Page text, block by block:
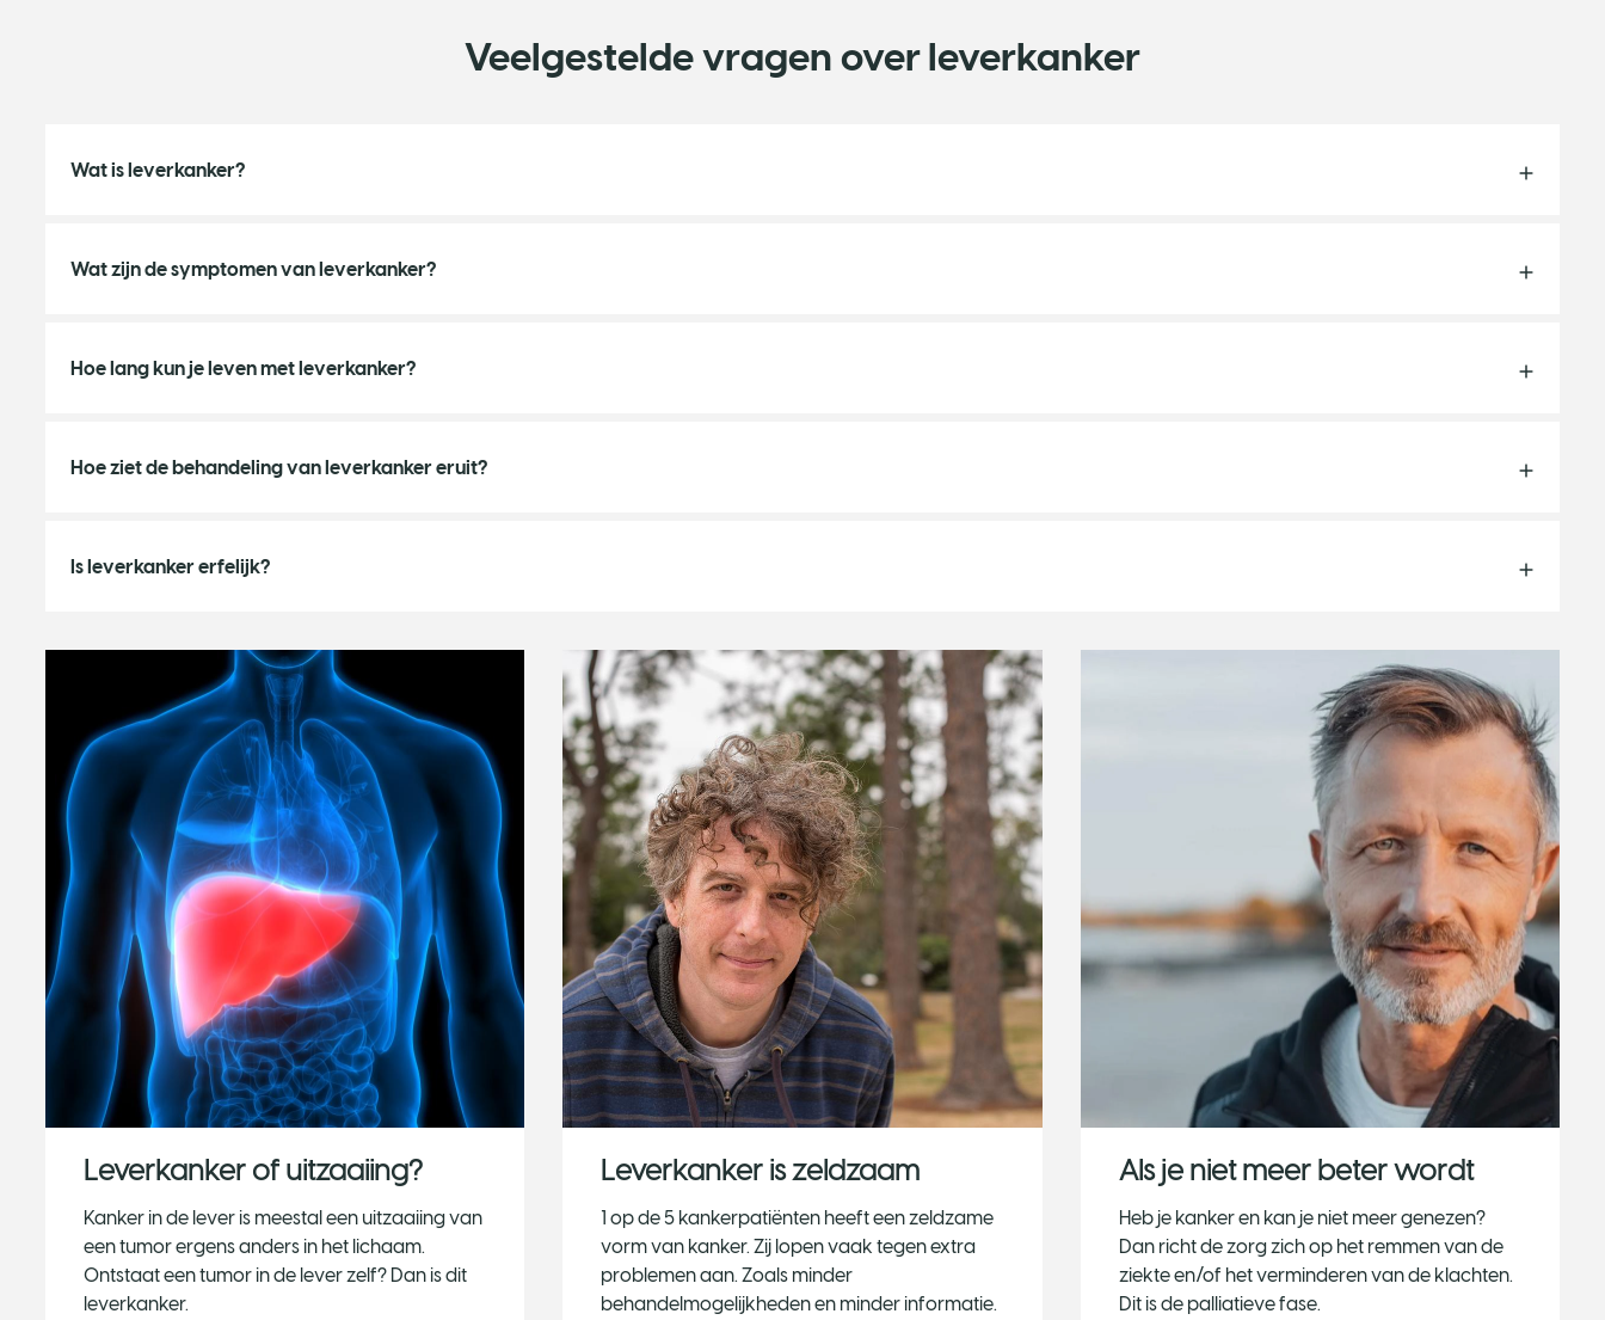
Veelgestelde vragen over leverkanker
Wat is leverkanker?
Wat zijn de symptomen van leverkanker?
Hoe lang kun je leven met leverkanker?
Hoe ziet de behandeling van leverkanker eruit?
Is leverkanker erfelijk?
Leverkanker of uitzaaiing?
​Kanker in de lever is meestal een uitzaaiing van
een tumor ergens anders in het lichaam.
Ontstaat een tumor in de lever zelf? Dan is dit
leverkanker.
Leverkanker is zeldzaam
1 op de 5 kankerpatiënten heeft een zeldzame
vorm van kanker. Zij lopen vaak tegen extra
problemen aan. Zoals minder
behandelmogelijkheden en minder informatie.
Als je niet meer beter wordt
Heb je kanker en kan je niet meer genezen?
Dan richt de zorg zich op het remmen van de
ziekte en/of het verminderen van de klachten.
Dit is de palliatieve fase.